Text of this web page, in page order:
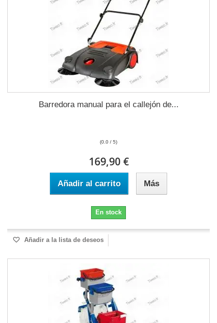
Barredora manual para el callejón de...
(0.0 / 5)
169,90 €
Añadir al carrito Más
En stock
Añadir a la lista de deseos